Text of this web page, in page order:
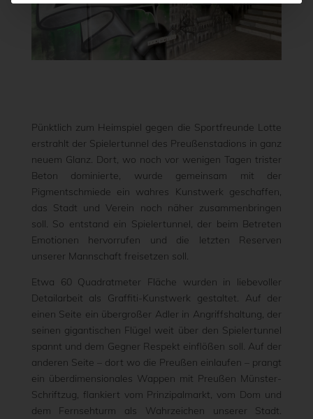
Pünktlich zum Heimspiel gegen die Sportfreunde Lotte
erstrahlt der Spielertunnel des Preußenstadions in ganz
neuem Glanz. Dort, wo noch vor wenigen Tagen trister
Beton dominierte, wurde gemeinsam mit der
Pigmentschmiede ein wahres Kunstwerk geschaffen,
das Stadt und Verein noch näher zusammenbringen
soll. So entstand ein Spielertunnel, der beim Betreten
Emotionen hervorrufen und die letzten Reserven
unserer Mannschaft freisetzen soll.
Etwa 60 Quadratmeter Fläche wurden in liebevoller
Detailarbeit als Graffiti-Kunstwerk gestaltet. Auf der
einen Seite ein übergroßer Adler in Angriffshaltung, der
seinen gigantischen Flügel weit über den Spielertunnel
spannt und dem Gegner Respekt einflößen soll. Auf der
anderen Seite – dort wo die Preußen einlaufen – prangt
ein überdimensionales Wappen mit Preußen Münster-
Schriftzug, flankiert vom Prinzipalmarkt, vom Dom und
dem Fernsehturm als Wahrzeichen unserer Stadt.